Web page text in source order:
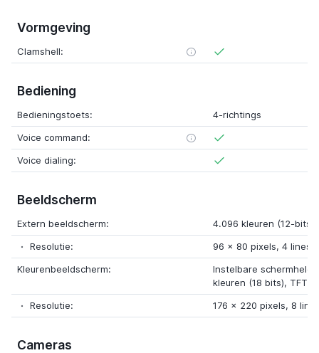
Vormgeving
Clamshell:
Bediening
Bedieningstoets:
4-richtings
Voice command:
Voice dialing:
Beeldscherm
Extern beeldscherm:
4.096 kleuren (12-bits),
Resolutie:
96 x 80 pixels, 4 lines
Kleurenbeeldscherm:
Instelbare
kleuren (18 bits), TFT
Resolutie:
176 x 220 pixels, 8
Cameras